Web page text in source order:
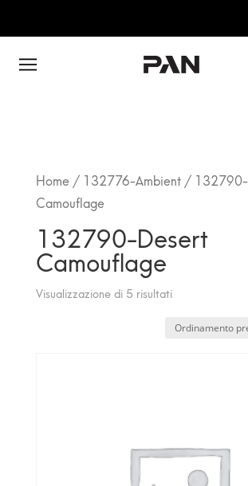
Home/ 132776-Ambient/ 132790-
Camouflage
132790-Desert
Camouflage
Visualizzazione di 5 risultati